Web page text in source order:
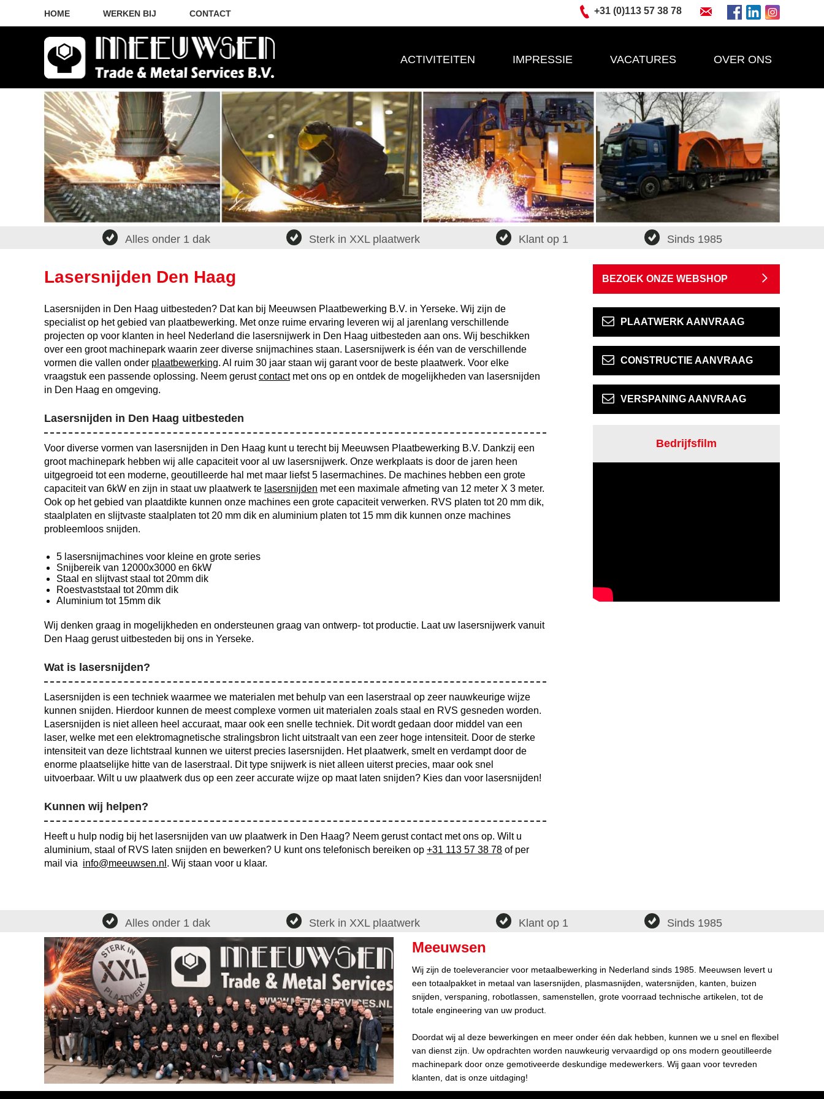
HOME WERKEN BIJ CONTACT +31 (0)113 57 38 78
ACTIVITEITEN IMPRESSIE VACATURES OVER ONS
Alles onder 1 dak Sterk in XXL plaatwerk Klant op 1 Sinds 1985
Lasersnijden Den Haag
Lasersnijden in Den Haag uitbesteden? Dat kan bij Meeuwsen Plaatbewerking B.V. in Yerseke. Wij zijn de
specialist op het gebied van plaatbewerking. Met onze ruime ervaring leveren wij al jarenlang verschillende
projecten op voor klanten in heel Nederland die lasersnijwerk in Den Haag uitbesteden aan ons. Wij beschikken
over een groot machinepark waarin zeer diverse snijmachines staan. Lasersnijwerk is één van de verschillende
vormen die vallen onder plaatbewerking. Al ruim 30 jaar staan wij garant voor de beste plaatwerk. Voor elke
vraagstuk een passende oplossing. Neem gerustcontactmet ons op en ontdek de mogelijkheden van lasersnijden
in Den Haag en omgeving.
Lasersnijden in Den Haag uitbesteden
Voor diverse vormen van lasersnijden in Den Haag kunt u terecht bij Meeuwsen Plaatbewerking B.V. Dankzij een
groot machinepark hebben wij alle capaciteit voor al uw lasersnijwerk. Onze werkplaats is door de jaren heen
uitgegroeid tot een moderne, geoutilleerde hal met maar liefst 5 lasermachines. De machines hebben een grote
capaciteit van 6kW en zijn in staat uw plaatwerk te lasersnijden met een maximale afmeting van 12 meter X 3 meter.
Ook op het gebied van plaatdikte kunnen onze machines een grote capaciteit verwerken. RVS platen tot 20 mm dik,
staalplaten en slijtvaste staalplaten tot 20 mm dik en aluminium platen tot 15 mm dik kunnen onze machines
probleemloos snijden.
5 lasersnijmachines voor kleine en grote series
Snijbereik van 12000x3000 en 6kW
Staal en slijtvast staal tot 20mm dik
Roestvaststaal tot 20mm dik
Aluminium tot 15mm dik
Wij denken graag in mogelijkheden en ondersteunen graag van ontwerp- tot productie. Laat uw lasersnijwerk vanuit
Den Haag gerust uitbesteden bij ons in Yerseke.
Wat is lasersnijden?
Lasersnijden is een techniek waarmee we materialen met behulp van een laserstraal op zeer nauwkeurige wijze
kunnen snijden. Hierdoor kunnen de meest complexe vormen uit materialen zoals staal en RVS gesneden worden.
Lasersnijden is niet alleen heel accuraat, maar ook een snelle techniek. Dit wordt gedaan door middel van een
laser, welke met een elektromagnetische stralingsbron licht uitstraalt van een zeer hoge intensiteit. Door de sterke
intensiteit van deze lichtstraal kunnen we uiterst precies lasersnijden. Het plaatwerk, smelt en verdampt door de
enorme plaatselijke hitte van de laserstraal. Dit type snijwerk is niet alleen uiterst precies, maar ook snel
uitvoerbaar. Wilt u uw plaatwerk dus op een zeer accurate wijze op maat laten snijden? Kies dan voor lasersnijden!
Kunnen wij helpen?
Heeft u hulp nodig bij het lasersnijden van uw plaatwerk in Den Haag? Neem gerust contact met ons op. Wilt u
aluminium, staal of RVS laten snijden en bewerken? U kunt ons telefonisch bereiken op +31 113 57 38 78 of per
mail via info@meeuwsen.nl . Wij staan voor u klaar.
BEZOEK ONZE WEBSHOP
PLAATWERK AANVRAAG
CONSTRUCTIE AANVRAAG
VERSPANING AANVRAAG
Bedrijfsfilm
Alles onder 1 dak Sterk in XXL plaatwerk Klant op 1 Sinds 1985
Meeuwsen
Wij zijn de toeleverancier voor metaalbewerking in Nederland sinds 1985. Meeuwsen levert u
een totaalpakket in metaal van lasersnijden, plasmasnijden, watersnijden, kanten, buizen
snijden, verspaning, robotlassen, samenstellen, grote voorraad technische artikelen, tot de
totale engineering van uw product.
Doordat wij al deze bewerkingen en meer onder één dak hebben, kunnen we u snel en flexibel
van dienst zijn. Uw opdrachten worden nauwkeurig vervaardigd op ons modern geoutilleerde
machinepark door onze gemotiveerde deskundige medewerkers. Wij gaan voor tevreden
klanten, dat is onze uitdaging!